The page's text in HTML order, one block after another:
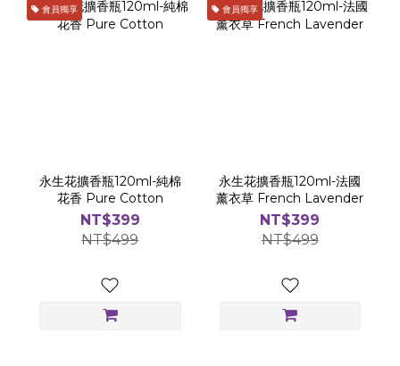
會員獨享
永生花擴香瓶120ml-純棉
花香 Pure Cotton
NT$399
NT$499
會員獨享
永生花擴香瓶120ml-法國
薰衣草 French Lavender
NT$399
NT$499